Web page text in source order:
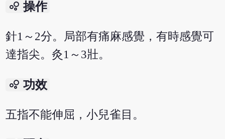
bubble_chart 操作
針1～2分。局部有痛麻感覺，有時感覺可
達指尖。灸1～3壯。
bubble_chart 功效
五指不能伸屈，小兒雀目。